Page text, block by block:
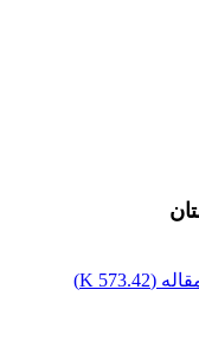
(
573.42 K
)